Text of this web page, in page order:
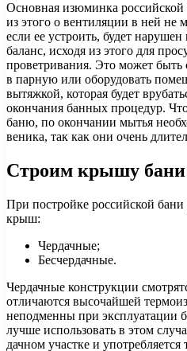
Основная изюминка
из этого о вентиляции в ней не
если ее устроить, будет
баланс, исходя из этого для
проветривания. Это может быть
в парную или оборудовать
вытяжкой, которая будет
окончания банных процедур.
баню, по окончании мытья
веника, так как они очень
Строим крышу бани
При постройке российской бани
крыш:
Чердачные;
Бесчердачные.
Чердачные конструкции
отличаются высочайшей
неподменны при эксплуатации
лучше использовать в этом
дачном участке и употребляется